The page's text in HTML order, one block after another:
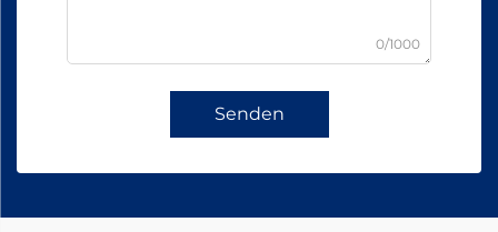
0/1000
Senden